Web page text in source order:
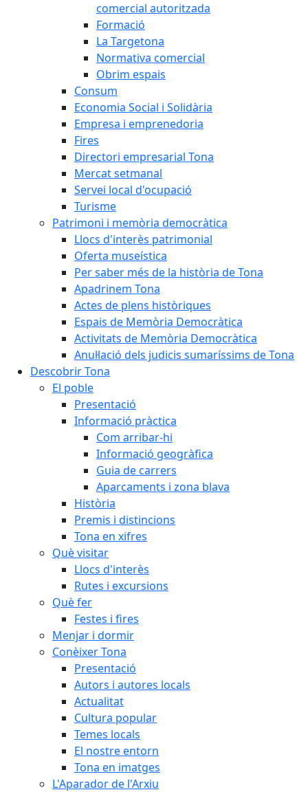
comercial autoritzada
Formació
La Targetona
Normativa comercial
Obrim espais
Consum
Economia Social i Solidària
Empresa i emprenedoria
Fires
Directori empresarial Tona
Mercat setmanal
Servei local d'ocupació
Turisme
Patrimoni i memòria democràtica
Llocs d'interès patrimonial
Oferta museística
Per saber més de la història de Tona
Apadrinem Tona
Actes de plens històriques
Espais de Memòria Democràtica
Activitats de Memòria Democràtica
Anul·lació dels judicis sumaríssims de Tona
Descobrir Tona
El poble
Presentació
Informació pràctica
Com arribar-hi
Informació geogràfica
Guia de carrers
Aparcaments i zona blava
Història
Premis i distincions
Tona en xifres
Què visitar
Llocs d'interès
Rutes i excursions
Què fer
Festes i fires
Menjar i dormir
Conèixer Tona
Presentació
Autors i autores locals
Actualitat
Cultura popular
Temes locals
El nostre entorn
Tona en imatges
L'Aparador de l'Arxiu